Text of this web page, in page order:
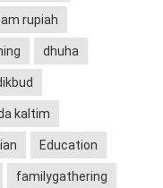
rupiah
dhuha
kaltim
Education
familygathering